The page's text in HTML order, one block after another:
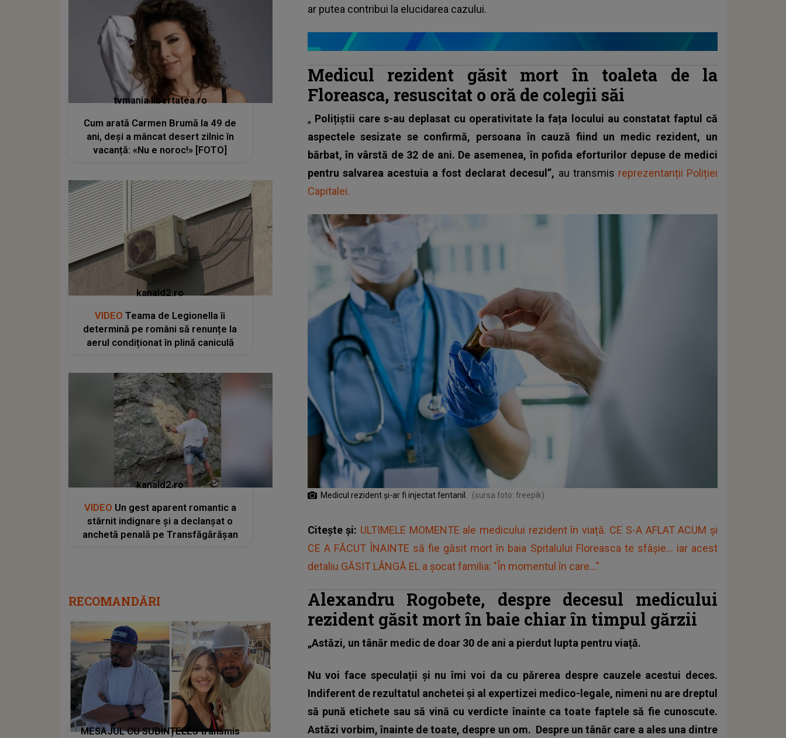
ar putea contribui la elucidarea cazului.
Medicul rezident găsit mort în toaleta de la
Floreasca, resuscitat o oră de colegii săi
„ Polițiștii care s-au deplasat cu operativitate la fața locului au constatat faptul că
aspectele sesizate se confirmă, persoana în cauză fiind un medic rezident, un
bărbat, în vârstă de 32 de ani. De asemenea, în pofida eforturilor depuse de medici
pentru salvarea acestuia a fost declarat decesul”, au transmis reprezentanții Poliției
Capitalei.
Medicul rezident şi-ar fi injectat fentanil. (sursa foto: freepik)
Citește și: ULTIMELE MOMENTE ale medicului rezident în viață. CE S-A AFLAT ACUM şi
CE A FĂCUT ÎNAINTE să fie găsit mort în baia Spitalului Floreasca te sfâşie... iar acest
detaliu GĂSIT LÂNGĂ EL a şocat familia: "În momentul în care..."
Alexandru Rogobete, despre decesul medicului
rezident găsit mort în baie chiar în timpul gărzii
„Astăzi, un tânăr medic de doar 30 de ani a pierdut lupta pentru viață.
Nu voi face speculații și nu îmi voi da cu părerea despre cauzele acestui deces.
Indiferent de rezultatul anchetei și al expertizei medico-legale, nimeni nu are dreptul
să pună etichete sau să vină cu verdicte înainte ca toate faptele să fie cunoscute.
Astăzi vorbim, înainte de toate, despre un om. Despre un tânăr care a ales una dintre
tvmania.libertatea.ro
Cum arată Carmen Brumă la 49 de
ani, deși a mâncat desert zilnic în
vacanță: «Nu e noroc!» [FOTO]
kanald2.ro
VIDEO Teama de Legionella îi
determină pe români să renunțe la
aerul condiționat în plină caniculă
kanald2.ro
VIDEO Un gest aparent romantic a
stârnit indignare și a declanșat o
anchetă penală pe Transfăgărășan
RECOMANDĂRI
MESAJUL CU SUBÎNȚELES transmis